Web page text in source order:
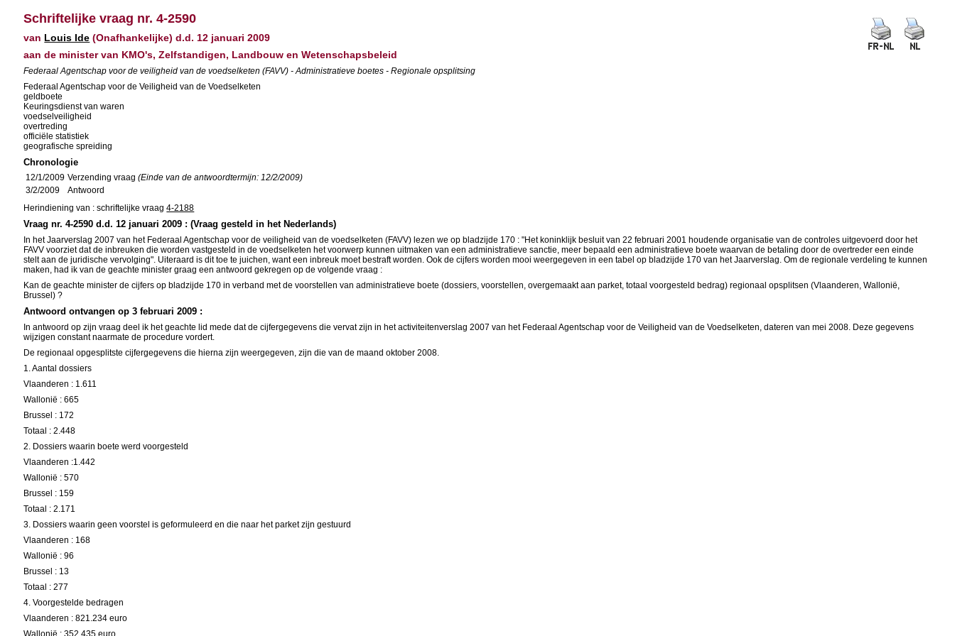
Schriftelijke vraag nr. 4-2590
van Louis Ide (Onafhankelijke) d.d. 12 januari 2009
aan de minister van KMO's, Zelfstandigen, Landbouw en Wetenschapsbeleid
Federaal Agentschap voor de veiligheid van de voedselketen (FAVV) - Administratieve boetes - Regionale opsplitsing
Federaal Agentschap voor de Veiligheid van de Voedselketen
geldboete
Keuringsdienst van waren
voedselveiligheid
overtreding
officiële statistiek
geografische spreiding
Chronologie
12/1/2009 Verzending vraag(Einde van de antwoordtermijn: 12/2/2009)
3/2/2009
Antwoord
Herindiening van : schriftelijke vraag4-2188
Vraag nr. 4-2590 d.d. 12 januari 2009 : (Vraag gesteld in het Nederlands)
In het Jaarverslag 2007 van het Federaal Agentschap voor de veiligheid van de voedselketen (FAVV) lezen we op bladzijde 170 : "Het koninklijk besluit van 22 februari 2001 houdende organisatie van de controles uitgevoerd door het
FAVV voorziet dat de inbreuken die worden vastgesteld in de voedselketen het voorwerp kunnen uitmaken van een administratieve sanctie, meer bepaald een administratieve boete waarvan de betaling door de overtreder een einde
stelt aan de juridische vervolging". Uiteraard is dit toe te juichen, want een inbreuk moet bestraft worden. Ook de cijfers worden mooi weergegeven in een tabel op bladzijde 170 van het Jaarverslag. Om de regionale verdeling te kunnen
maken, had ik van de geachte minister graag een antwoord gekregen op de volgende vraag :
Kan de geachte minister de cijfers op bladzijde 170 in verband met de voorstellen van administratieve boete (dossiers, voorstellen, overgemaakt aan parket, totaal voorgesteld bedrag) regionaal opsplitsen (Vlaanderen, Wallonië,
Brussel) ?
Antwoord ontvangen op 3 februari 2009 :
In antwoord op zijn vraag deel ik het geachte lid mede dat de cijfergegevens die vervat zijn in het activiteitenverslag 2007 van het Federaal Agentschap voor de Veiligheid van de Voedselketen, dateren van mei 2008. Deze gegevens
wijzigen constant naarmate de procedure vordert.
De regionaal opgesplitste cijfergegevens die hierna zijn weergegeven, zijn die van de maand oktober 2008.
1. Aantal dossiers
Vlaanderen : 1.611
Wallonië : 665
Brussel : 172
Totaal : 2.448
2. Dossiers waarin boete werd voorgesteld
Vlaanderen :1.442
Wallonië : 570
Brussel : 159
Totaal : 2.171
3. Dossiers waarin geen voorstel is geformuleerd en die naar het parket zijn gestuurd
Vlaanderen : 168
Wallonië : 96
Brussel : 13
Totaal : 277
4. Voorgestelde bedragen
Vlaanderen : 821.234 euro
Wallonië : 352.435 euro